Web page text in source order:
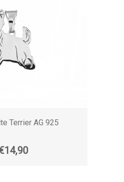
Terrier AG 925